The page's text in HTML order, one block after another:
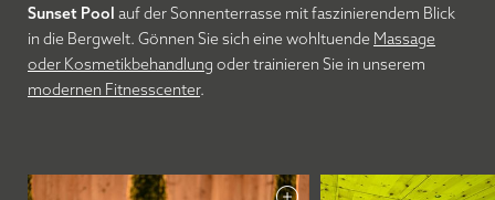
Sunset Pool auf der Sonnenterrasse mit faszinierendem Blick
in die Bergwelt. Gönnen Sie sich eine wohltuende Massage
oder Kosmetikbehandlung oder trainieren Sie in unserem
modernen Fitnesscenter.